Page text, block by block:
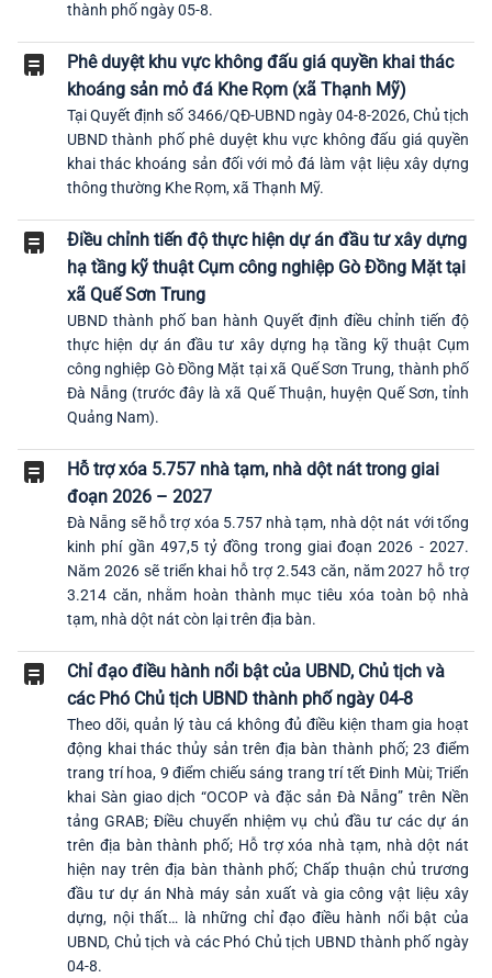
thành phố ngày 05-8.
Phê duyệt khu vực không đấu giá quyền khai thác
khoáng sản mỏ đá Khe Rọm (xã Thạnh Mỹ)
Tại Quyết định số 3466/QĐ-UBND ngày 04-8-2026, Chủ tịch
UBND thành phố phê duyệt khu vực không đấu giá quyền
khai thác khoáng sản đối với mỏ đá làm vật liệu xây dựng
thông thường Khe Rọm, xã Thạnh Mỹ.
Điều chỉnh tiến độ thực hiện dự án đầu tư xây dựng
hạ tầng kỹ thuật Cụm công nghiệp Gò Đồng Mặt tại
xã Quế Sơn Trung
UBND thành phố ban hành Quyết định điều chỉnh tiến độ
thực hiện dự án đầu tư xây dựng hạ tầng kỹ thuật Cụm
công nghiệp Gò Đồng Mặt tại xã Quế Sơn Trung, thành phố
Đà Nẵng (trước đây là xã Quế Thuận, huyện Quế Sơn, tỉnh
Quảng Nam).
Hỗ trợ xóa 5.757 nhà tạm, nhà dột nát trong giai
đoạn 2026 – 2027
Đà Nẵng sẽ hỗ trợ xóa 5.757 nhà tạm, nhà dột nát với tổng
kinh phí gần 497,5 tỷ đồng trong giai đoạn 2026 - 2027.
Năm 2026 sẽ triển khai hỗ trợ 2.543 căn, năm 2027 hỗ trợ
3.214 căn, nhằm hoàn thành mục tiêu xóa toàn bộ nhà
tạm, nhà dột nát còn lại trên địa bàn.
Chỉ đạo điều hành nổi bật của UBND, Chủ tịch và
các Phó Chủ tịch UBND thành phố ngày 04-8
Theo dõi, quản lý tàu cá không đủ điều kiện tham gia hoạt
động khai thác thủy sản trên địa bàn thành phố; 23 điểm
trang trí hoa, 9 điểm chiếu sáng trang trí tết Đinh Mùi; Triển
khai Sàn giao dịch “OCOP và đặc sản Đà Nẵng” trên Nền
tảng GRAB; Điều chuyển nhiệm vụ chủ đầu tư các dự án
trên địa bàn thành phố; Hỗ trợ xóa nhà tạm, nhà dột nát
hiện nay trên địa bàn thành phố; Chấp thuận chủ trương
đầu tư dự án Nhà máy sản xuất và gia công vật liệu xây
dựng, nội thất… là những chỉ đạo điều hành nổi bật của
UBND, Chủ tịch và các Phó Chủ tịch UBND thành phố ngày
04-8.